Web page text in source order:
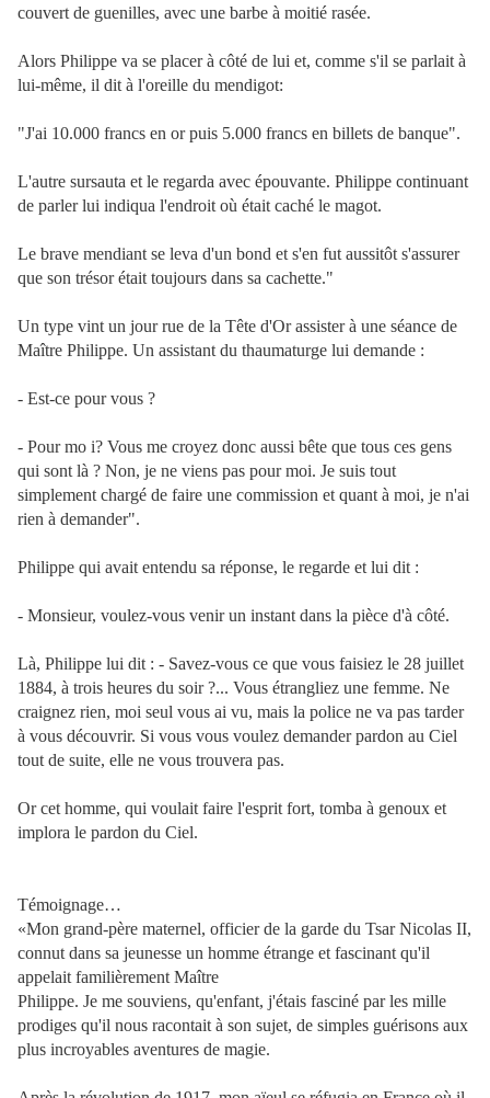
couvert de guenilles, avec une barbe à moitié rasée.
Alors Philippe va se placer à côté de lui et, comme s'il se parlait à
lui-même, il dit à l'oreille du mendigot:
"J'ai 10.000 francs en or puis 5.000 francs en billets de banque".
L'autre sursauta et le regarda avec épouvante. Philippe continuant
de parler lui indiqua l'endroit où était caché le magot.
Le brave mendiant se leva d'un bond et s'en fut aussitôt s'assurer
que son trésor était toujours dans sa cachette."
Un type vint un jour rue de la Tête d'Or assister à une séance de
Maître Philippe. Un assistant du thaumaturge lui demande :
- Est-ce pour vous ?
- Pour mo i? Vous me croyez donc aussi bête que tous ces gens
qui sont là ? Non, je ne viens pas pour moi. Je suis tout
simplement chargé de faire une commission et quant à moi, je n'ai
rien à demander".
Philippe qui avait entendu sa réponse, le regarde et lui dit :
- Monsieur, voulez-vous venir un instant dans la pièce d'à côté.
Là, Philippe lui dit : - Savez-vous ce que vous faisiez le 28 juillet
1884, à trois heures du soir ?... Vous étrangliez une femme. Ne
craignez rien, moi seul vous ai vu, mais la police ne va pas tarder
à vous découvrir. Si vous vous voulez demander pardon au Ciel
tout de suite, elle ne vous trouvera pas.
Or cet homme, qui voulait faire l'esprit fort, tomba à genoux et
implora le pardon du Ciel.
Témoignage…
«Mon grand-père maternel, officier de la garde du Tsar Nicolas II,
connut dans sa jeunesse un homme étrange et fascinant qu'il
appelait familièrement Maître
Philippe. Je me souviens, qu'enfant, j'étais fasciné par les mille
prodiges qu'il nous racontait à son sujet, de simples guérisons aux
plus incroyables aventures de magie.